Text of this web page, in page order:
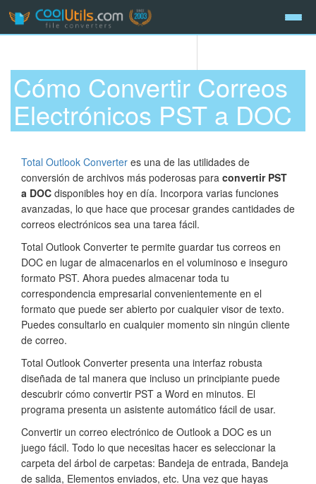
Cómo Convertir Correos
Electrónicos PST a DOC
Total Outlook Converter es una de las utilidades de
conversión de archivos más poderosas para convertir PST
a DOC disponibles hoy en día. Incorpora varias funciones
avanzadas, lo que hace que procesar grandes cantidades de
correos electrónicos sea una tarea fácil.
Total Outlook Converter te permite guardar tus correos en
DOC en lugar de almacenarlos en el voluminoso e inseguro
formato PST. Ahora puedes almacenar toda tu
correspondencia empresarial convenientemente en el
formato que puede ser abierto por cualquier visor de texto.
Puedes consultarlo en cualquier momento sin ningún cliente
de correo.
Total Outlook Converter presenta una interfaz robusta
diseñada de tal manera que incluso un principiante puede
descubrir cómo convertir PST a Word en minutos. El
programa presenta un asistente automático fácil de usar.
Convertir un correo electrónico de Outlook a DOC es un
juego fácil. Todo lo que necesitas hacer es seleccionar la
carpeta del árbol de carpetas: Bandeja de entrada, Bandeja
de salida, Elementos enviados, etc. Una vez que hayas